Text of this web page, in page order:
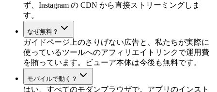
ず、Instagram の CDN から直接ストリーミングしま
す。
なぜ無料？
ガイドページ上のさりげない広告と、私たちが実際に
使っているツールへのアフィリエイトリンクで運用費
を賄っています。ビューア本体は今後も無料です。
モバイルで動く？
はい、すべてのモダンブラウザで。アプリのインスト